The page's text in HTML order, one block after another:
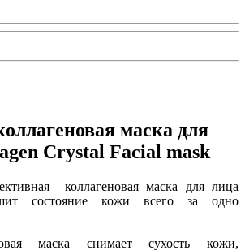
маска для
Crystal Facial mask
коллагеновая маска для лица
состояние кожи всего за одно
маска снимает сухость кожи,